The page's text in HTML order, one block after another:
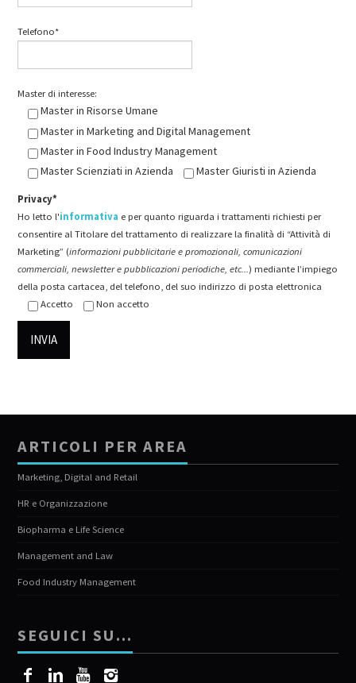
Telefono*
Master di interesse:
Master in Risorse Umane
Master in Marketing and Digital Management
Master in Food Industry Management
Master Scienziati in Azienda
Master Giuristi in Azienda
Privacy*
Ho letto l'informativa e per quanto riguarda i trattamenti richiesti per
consentire al Titolare del trattamento di realizzare la finalità di “Attività di
Marketing” (informazioni pubblicitarie e promozionali, comunicazioni
commerciali, newsletter e pubblicazioni periodiche, etc...) mediante l’impiego
della posta cartacea, del telefono, del suo indirizzo di posta elettronica
Accetto
Non accetto
ARTICOLI PER AREA
Marketing, Digital and Retail
HR e Organizzazione
Biopharma e Life Science
Management and Law
Food Industry Management
SEGUICI SU…